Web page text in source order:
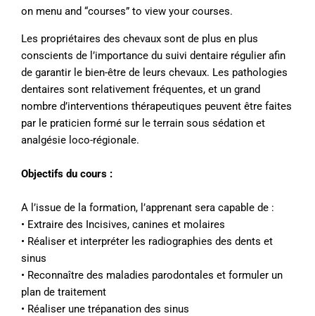
on menu and “courses” to view your courses.
Les propriétaires des chevaux sont de plus en plus
conscients de l’importance du suivi dentaire régulier afin
de garantir le bien-être de leurs chevaux. Les pathologies
dentaires sont relativement fréquentes, et un grand
nombre d’interventions thérapeutiques peuvent être faites
par le praticien formé sur le terrain sous sédation et
analgésie loco-régionale.
Objectifs du cours :
A l’issue de la formation, l’apprenant sera capable de :
• Extraire des Incisives, canines et molaires
• Réaliser et interpréter les radiographies des dents et
sinus
• Reconnaître des maladies parodontales et formuler un
plan de traitement
• Réaliser une trépanation des sinus